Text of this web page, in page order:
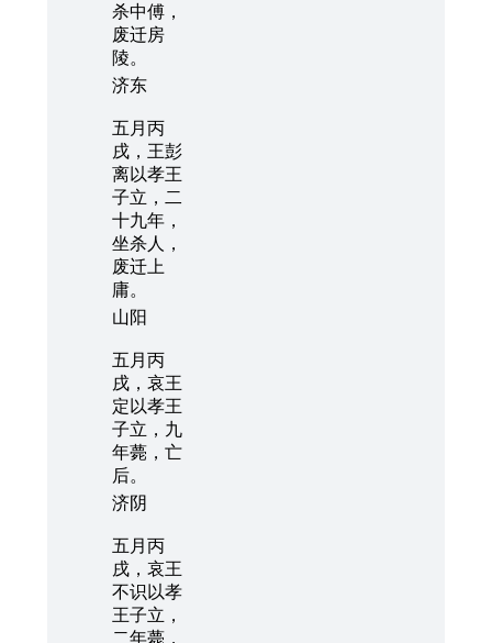
杀中傅，
废迁房
陵。
济东
五月丙
戌，王彭
离以孝王
子立，二
十九年，
坐杀人，
废迁上
庸。
山阳
五月丙
戌，哀王
定以孝王
子立，九
年薨，亡
后。
济阴
五月丙
戌，哀王
不识以孝
王子立，
二年薨，